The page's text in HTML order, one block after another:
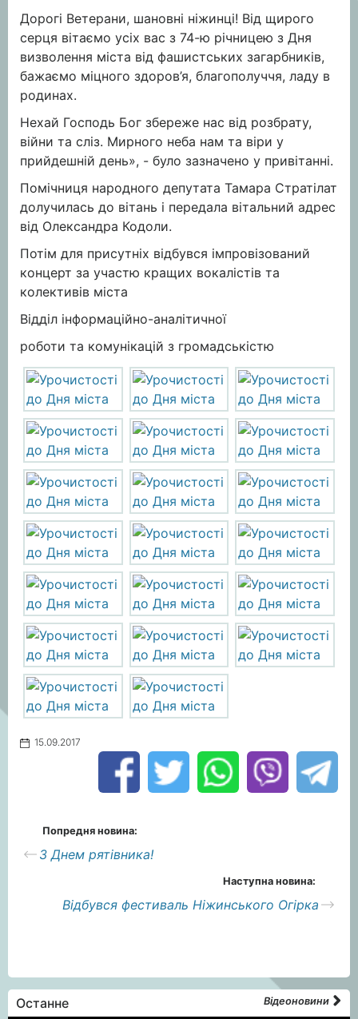
Дорогі Ветерани, шановні ніжинці! Від щирого
серця вітаємо усіх вас з 74-ю річницею з Дня
визволення міста від фашистських загарбників,
бажаємо міцного здоров’я, благополуччя, ладу в
родинах.
Нехай Господь Бог збереже нас від розбрату,
війни та сліз. Мирного неба нам та віри у
прийдешній день», - було зазначено у привітанні.
Помічниця народного депутата Тамара Стратілат
долучилась до вітань і передала вітальний адрес
від Олександра Кодоли.
Потім для присутніх відбувся імпровізований
концерт за участю кращих вокалістів та
колективів міста
Відділ інформаційно-аналітичної
роботи та комунікацій з громадськістю
15.09.2017
Попредня новина:
З Днем рятівника!
Наступна новина:
Відбувся фестиваль Ніжинського Огірка
Останне Відеоновини